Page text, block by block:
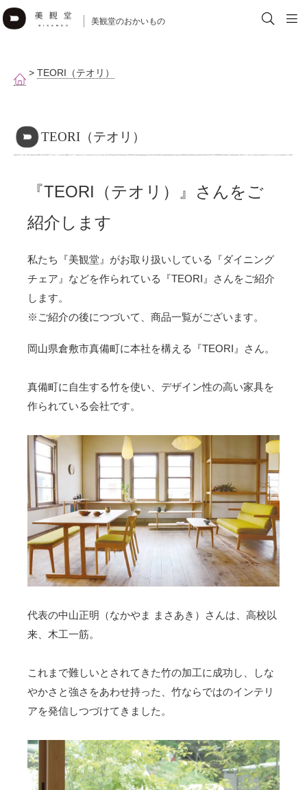
美観堂のおかいもの
> TEORI（テオリ）
TEORI（テオリ）
『TEORI（テオリ）』さんをご
紹介します
私たち『美観堂』がお取り扱いしている『ダイニング
チェア』などを作られている『TEORI』さんをご紹介
します。
※ご紹介の後につづいて、商品一覧がございます。
岡山県倉敷市真備町に本社を構える『TEORI』さん。
真備町に自生する竹を使い、デザイン性の高い家具を
作られている会社です。
代表の中山正明（なかやま まさあき）さんは、高校以
来、木工一筋。
これまで難しいとされてきた竹の加工に成功し、しな
やかさと強さをあわせ持った、竹ならではのインテリ
アを発信しつづけてきました。